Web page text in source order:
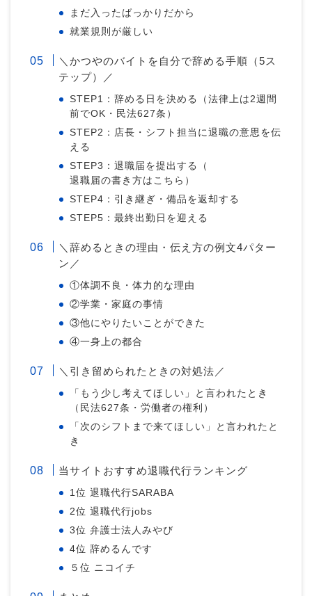
まだ入ったばっかりだから
就業規則が厳しい
＼かつやのバイトを自分で辞める手順（5ス
テップ）／
STEP1：辞める日を決める（法律上は2週間
前でOK・民法627条）
STEP2：店長・シフト担当に退職の意思を伝
える
STEP3：退職届を提出する（
退職届の書き方はこちら ）
STEP4：引き継ぎ・備品を返却する
STEP5：最終出勤日を迎える
＼辞めるときの理由・伝え方の例文4パター
ン／
①体調不良・体力的な理由
②学業・家庭の事情
③他にやりたいことができた
④一身上の都合
＼引き留められたときの対処法／
「もう少し考えてほしい」と言われたとき
（民法627条・労働者の権利）
「次のシフトまで来てほしい」と言われたと
き
当サイトおすすめ退職代行ランキング
1位 退職代行SARABA
2位 退職代行jobs
3位 弁護士法人みやび
4位 辞めるんです
５位 ニコイチ